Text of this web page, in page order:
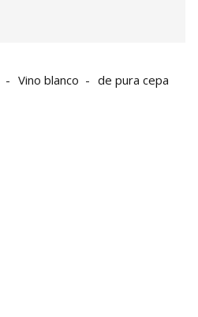
Vino blanco de pura cepa